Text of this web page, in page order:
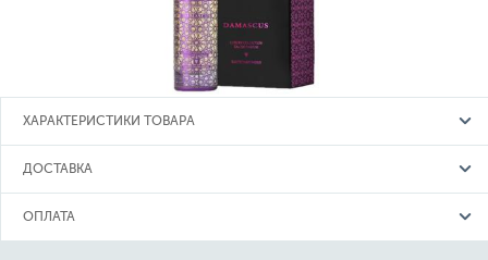
ХАРАКТЕРИСТИКИ ТОВАРА
ДОСТАВКА
ОПЛАТА